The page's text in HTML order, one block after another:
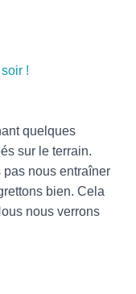
!
quelques
sur le terrain.
nous entraîner
bien. Cela
nous verrons